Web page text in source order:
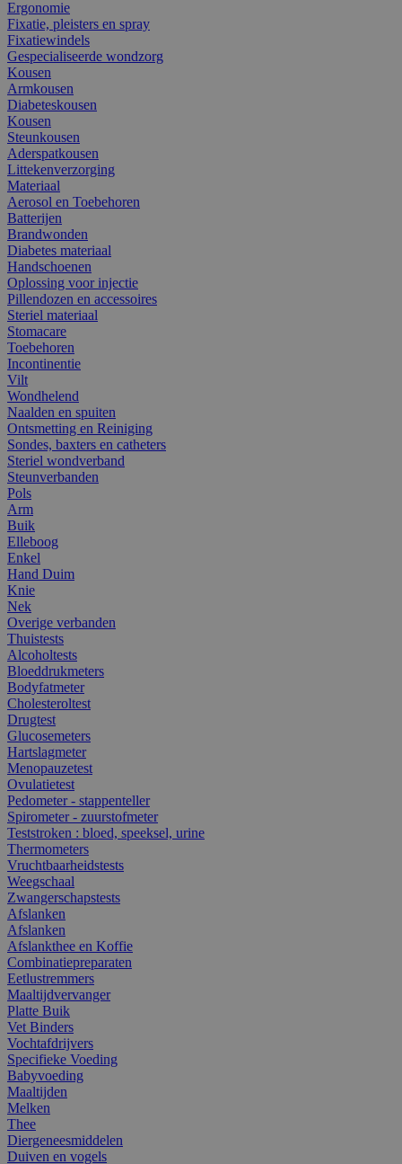
Ergonomie
Fixatie, pleisters en spray
Fixatiewindels
Gespecialiseerde wondzorg
Kousen
Armkousen
Diabeteskousen
Kousen
Steunkousen
Aderspatkousen
Littekenverzorging
Materiaal
Aerosol en Toebehoren
Batterijen
Brandwonden
Diabetes materiaal
Handschoenen
Oplossing voor injectie
Pillendozen en accessoires
Steriel materiaal
Stomacare
Toebehoren
Incontinentie
Vilt
Wondhelend
Naalden en spuiten
Ontsmetting en Reiniging
Sondes, baxters en catheters
Steriel wondverband
Steunverbanden
Pols
Arm
Buik
Elleboog
Enkel
Hand Duim
Knie
Nek
Overige verbanden
Thuistests
Alcoholtests
Bloeddrukmeters
Bodyfatmeter
Cholesteroltest
Drugtest
Glucosemeters
Hartslagmeter
Menopauzetest
Ovulatietest
Pedometer - stappenteller
Spirometer - zuurstofmeter
Teststroken : bloed, speeksel, urine
Thermometers
Vruchtbaarheidstests
Weegschaal
Zwangerschapstests
Afslanken
Afslanken
Afslankthee en Koffie
Combinatiepreparaten
Eetlustremmers
Maaltijdvervanger
Platte Buik
Vet Binders
Vochtafdrijvers
Specifieke Voeding
Babyvoeding
Maaltijden
Melken
Thee
Diergeneesmiddelen
Duiven en vogels